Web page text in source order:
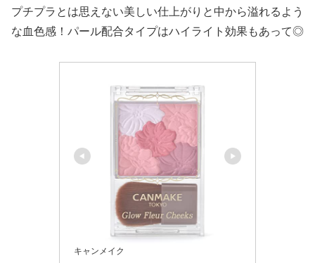
プチプラとは思えない美しい仕上がりと中から溢れるよう
な血色感！パール配合タイプはハイライト効果もあって◎
キャンメイク